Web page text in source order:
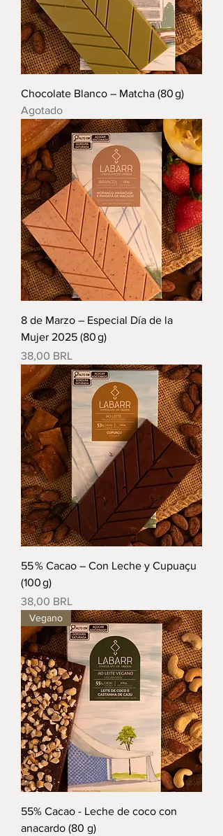
Chocolate Blanco – Matcha (80 g)
Agotado
8 de Marzo – Especial Día de la
Mujer 2025 (80 g)
Precio
38,00 BRL
55 % Cacao – Con Leche y Cupuaçu
(100 g)
Precio
38,00 BRL
Vegano
55% Cacao - Leche de coco con
anacardo (80 g)